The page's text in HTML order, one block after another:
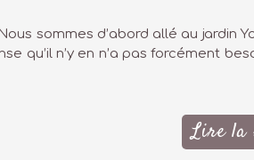
sommes d’abord allé au jardin
qu’il n’y en n’a pas forcément
Lire la